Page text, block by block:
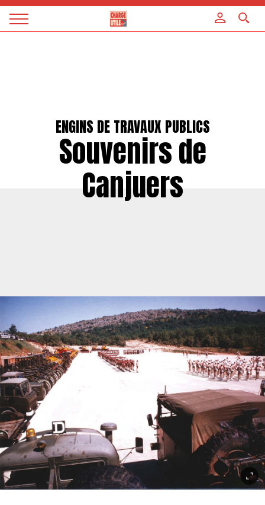
Magazine
ENGINS DE TRAVAUX PUBLICS
Souvenirs de
Canjuers
Panneau de gestion des cookies